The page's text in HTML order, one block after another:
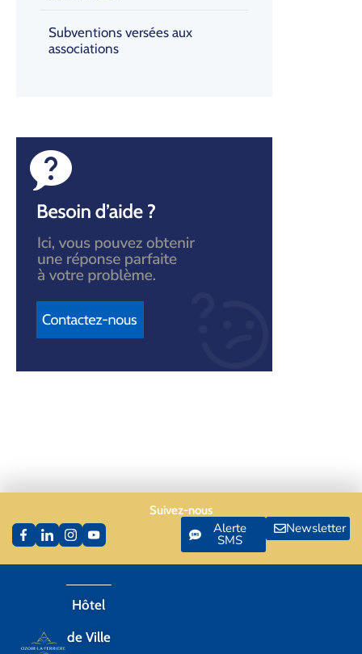
Subventions versées aux
associations
Hôtel
de Ville
Suivez-nous
Alerte
SMS
Newsletter